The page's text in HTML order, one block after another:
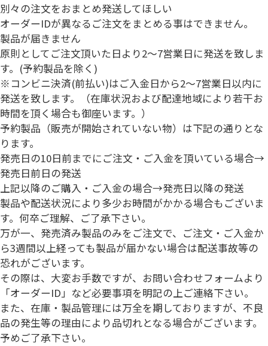
別々の注文をおまとめ発送してほしい
オーダーIDが異なるご注文をまとめる事はできません。
製品が届きません
原則としてご注文頂いた日より2～7営業日に発送を致しま
す。(予約製品を除く)
※コンビニ決済(前払い)はご入金日から2～7営業日以内に
発送を致します。（在庫状況および配達地域により若干お
時間を頂く場合も御座います。）
予約製品（販売が開始されていない物）は下記の通りとな
ります。
発売日の10日前までにご注文・ご入金を頂いている場合→
発売日前日の発送
上記以降のご購入・ご入金の場合→発売日以降の発送
製品や配送状況により多少お時間がかかる場合もございま
す。何卒ご理解、ご了承下さい。
万が一、発売済み製品のみをご注文で、 ご注文・ご入金か
ら3週間以上経っても製品が届かない場合は配送事故等の
恐れがございます。
その際は、大変お手数ですが、 お問い合わせフォームより
「オーダーID」など必要事項を明記の上ご連絡下さい。
また、在庫・製品管理には万全を期しておりますが、不良
品の発生等の理由により品切れとなる場合がございます。
予めご了承下さい。